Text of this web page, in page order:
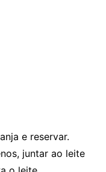
e reservar.
juntar ao leite